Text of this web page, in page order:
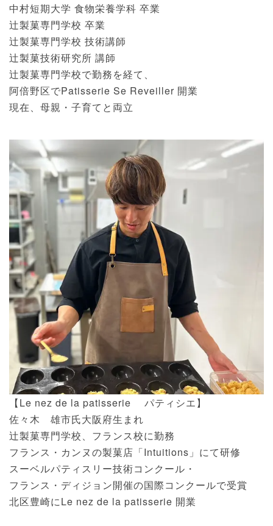
中村短期大学 食物栄養学科 卒業
辻製菓専門学校 卒業
辻製菓専門学校 技術講師
辻製菓技術研究所 講師
辻製菓専門学校で勤務を経て、
阿倍野区でPatisserie Se Reveiller 開業
現在、母親・子育てと両立
【Le nez de la patisserie パティシエ】
佐々木 雄市氏大阪府生まれ
辻製菓専門学校、フランス校に勤務
フランス・カンヌの製菓店「Intuitions」にて研修
スーベルパティスリー技術コンクール・
フランス・ディジョン開催の国際コンクールで受賞
北区豊崎にLe nez de la patisserie 開業